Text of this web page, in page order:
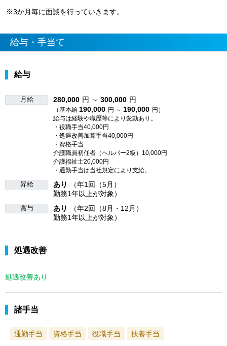
※3か月毎に面談を行っていきます。
給与・手当て
給与
月給 280,000 円 ～ 300,000 円
（基本給 190,000 円 ～ 190,000 円）
給与は経験や職歴等により変動あり。
・役職手当40,000円
・処遇改善加算手当40,000円
・資格手当
介護職員初任者（ヘルパー2級）10,000円
介護福祉士20,000円
・通勤手当は当社規定により支給。
昇給 あり
（年1回（5月）
勤務1年以上が対象）
賞与 あり
（年2回（8月・12月）
勤務1年以上が対象）
処遇改善
処遇改善あり
諸手当
通勤手当 資格手当 役職手当 扶養手当